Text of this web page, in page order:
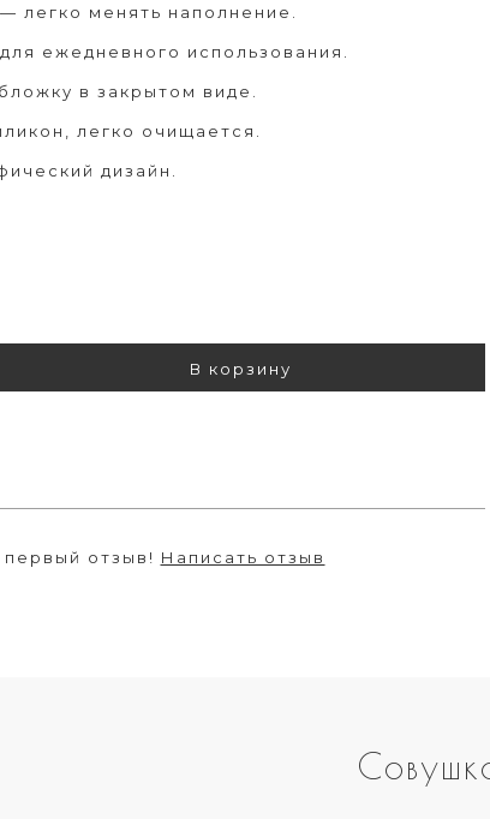
легко менять наполнение.
ежедневного использования.
в закрытом виде.
легко очищается.
дизайн.
В корзину
первый отзыв! Написать отзыв